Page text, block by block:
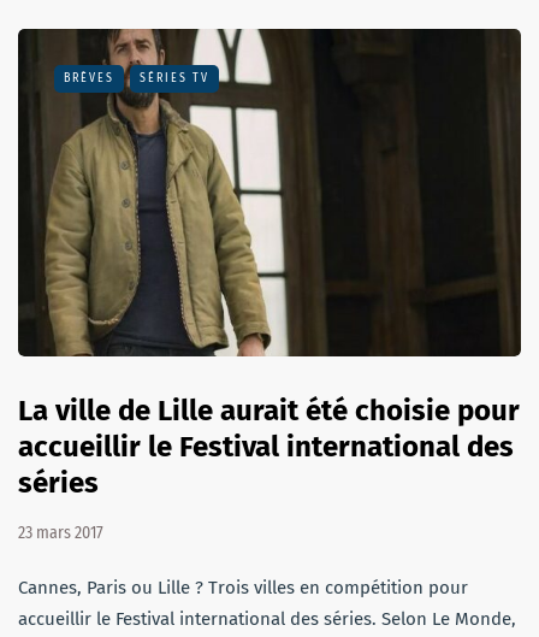
BRÈVES SÉRIES TV
La ville de Lille aurait été choisie pour
accueillir le Festival international des
séries
23 mars 2017
Cannes, Paris ou Lille ? Trois villes en compétition pour
accueillir le Festival international des séries. Selon Le Monde,